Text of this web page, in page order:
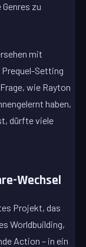
zu
mit
Setting
wie Rayton
haben,
dürfte viele
Wechsel
Projekt, das
Worldbuilding,
Action – in ein